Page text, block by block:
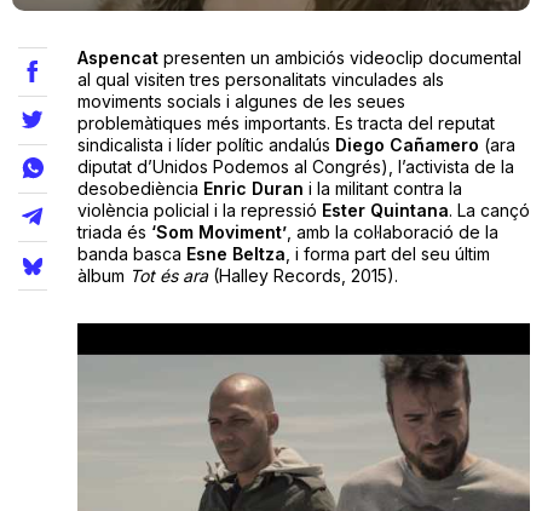
Internet
Opinió
Llibres
La Llista
Llocs
Aspencatpresenten un ambiciós videoclip documental
al qual visiten tres personalitats vinculades als
moviments socials i algunes de les seues
problemàtiques més importants. Es tracta del reputat
sindicalista i líder polític andalús Diego Cañamero (ara
diputat d’Unidos Podemos al Congrés), l’activista de la
desobediència Enric Duran i la militant contra la
violència policial i la repressió Ester Quintana. La cançó
triada és ‘Som Moviment’, amb la col·laboració de la
banda basca Esne Beltza , i forma part del seu últim
àlbum Tot és ara(Halley Records, 2015).